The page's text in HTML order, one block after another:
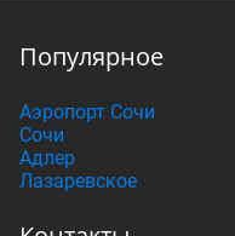
Популярное
Аэропорт Сочи
Сочи
Адлер
Лазаревское